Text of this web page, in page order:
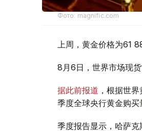
Фото: magnific.com
上周，黄金价格为61
8月6日，世界市场现
据此前报道 ，根据世
季度全球央行黄金购买
季度报告显示，哈萨克